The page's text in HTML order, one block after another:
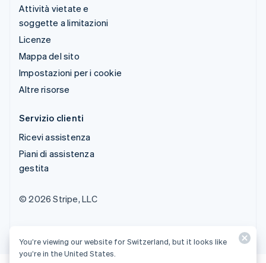
Attività vietate e
soggette a limitazioni
Licenze
Mappa del sito
Impostazioni per i cookie
Altre risorse
Servizio clienti
Ricevi assistenza
Piani di assistenza
gestita
© 2026 Stripe, LLC
You’re viewing our website for Switzerland, but it looks like
you’re in the United States.